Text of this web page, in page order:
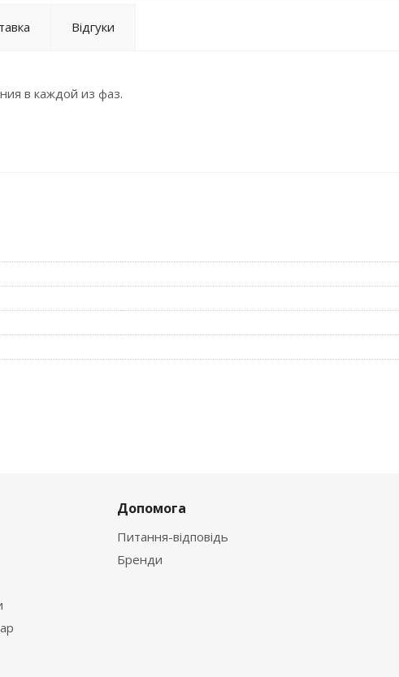
Відгуки
в каждой из фаз.
Допомога
Питання-відповідь
Бренди